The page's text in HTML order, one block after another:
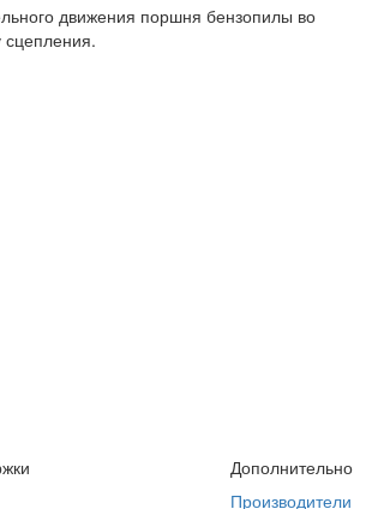
движения поршня бензопилы во
сцепления.
Дополнительно
Производители